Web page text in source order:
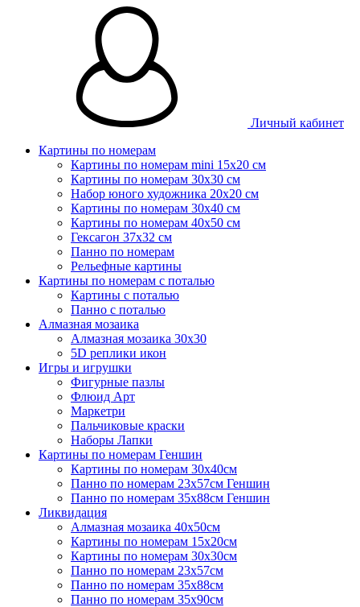
Личный кабинет
Картины по номерам
Картины по номерам mini 15х20 см
Картины по номерам 30x30 см
Набор юного художника 20х20 см
Картины по номерам 30х40 см
Картины по номерам 40х50 см
Гексагон 37х32 см
Панно по номерам
Рельефные картины
Картины по номерам с поталью
Картины с поталью
Панно с поталью
Алмазная мозаика
Алмазная мозаика 30х30
5D реплики икон
Игры и игрушки
Фигурные пазлы
Флюид Арт
Маркетри
Пальчиковые краски
Наборы Лапки
Картины по номерам Геншин
Картины по номерам 30х40см
Панно по номерам 23х57см Геншин
Панно по номерам 35х88см Геншин
Ликвидация
Алмазная мозаика 40х50см
Картины по номерам 15х20см
Картины по номерам 30х30см
Панно по номерам 23х57см
Панно по номерам 35х88см
Панно по номерам 35х90см